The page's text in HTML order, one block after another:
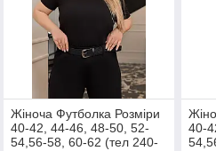
Жіноча Футболка Розміри
40-42, 44-46, 48-50, 52-
54,56-58, 60-62 (тел 240-
40-